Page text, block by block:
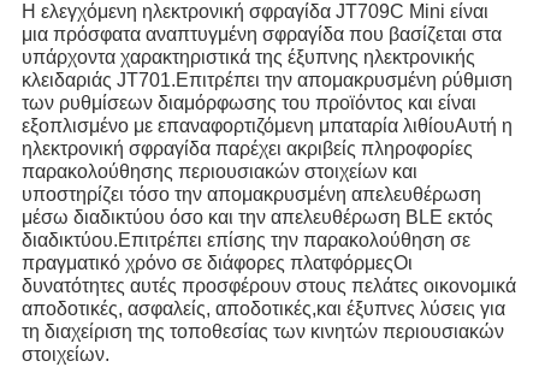
Η ελεγχόμενη ηλεκτρονική σφραγίδα JT709C Mini είναι
μια πρόσφατα αναπτυγμένη σφραγίδα που βασίζεται στα
υπάρχοντα χαρακτηριστικά της έξυπνης ηλεκτρονικής
κλειδαριάς JT701.Επιτρέπει την απομακρυσμένη ρύθμιση
των ρυθμίσεων διαμόρφωσης του προϊόντος και είναι
εξοπλισμένο με επαναφορτιζόμενη μπαταρία λιθίουΑυτή η
ηλεκτρονική σφραγίδα παρέχει ακριβείς πληροφορίες
παρακολούθησης περιουσιακών στοιχείων και
υποστηρίζει τόσο την απομακρυσμένη απελευθέρωση
μέσω διαδικτύου όσο και την απελευθέρωση BLE εκτός
διαδικτύου.Επιτρέπει επίσης την παρακολούθηση σε
πραγματικό χρόνο σε διάφορες πλατφόρμεςΟι
δυνατότητες αυτές προσφέρουν στους πελάτες οικονομικά
αποδοτικές, ασφαλείς, αποδοτικές,και έξυπνες λύσεις για
τη διαχείριση της τοποθεσίας των κινητών περιουσιακών
στοιχείων.